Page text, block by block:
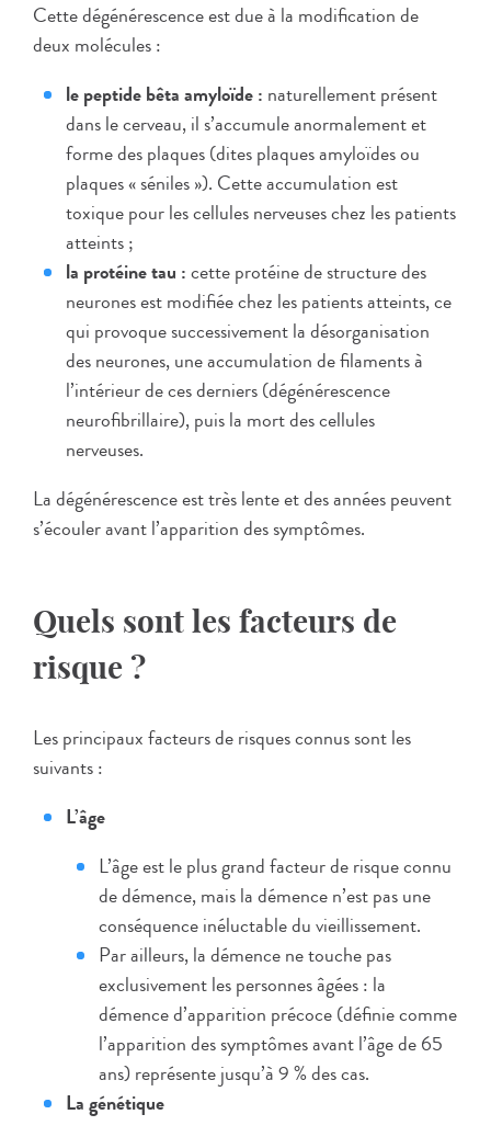
Cette dégénérescence est due à la modification de
deux molécules :
le peptide bêta amyloïde : naturellement présent
dans le cerveau, il s’accumule anormalement et
forme des plaques (dites plaques amyloïdes ou
plaques « séniles »). Cette accumulation est
toxique pour les cellules nerveuses chez les patients
atteints ;
la protéine tau :cette protéine de structure des
neurones est modifiée chez les patients atteints, ce
qui provoque successivement la désorganisation
des neurones, une accumulation de filaments à
l’intérieur de ces derniers (dégénérescence
neurofibrillaire), puis la mort des cellules
nerveuses.
La dégénérescence est très lente et des années peuvent
s’écouler avant l’apparition des symptômes.
Quels sont les facteurs de
risque ?
Les principaux facteurs de risques connus sont les
suivants :
L’âge
L’âge est le plus grand facteur de risque connu
de démence, mais la démence n’est pas une
conséquence inéluctable du vieillissement.
Par ailleurs, la démence ne touche pas
exclusivement les personnes âgées : la
démence d’apparition précoce (définie comme
l’apparition des symptômes avant l’âge de 65
ans) représente jusqu’à 9 % des cas.
La génétique